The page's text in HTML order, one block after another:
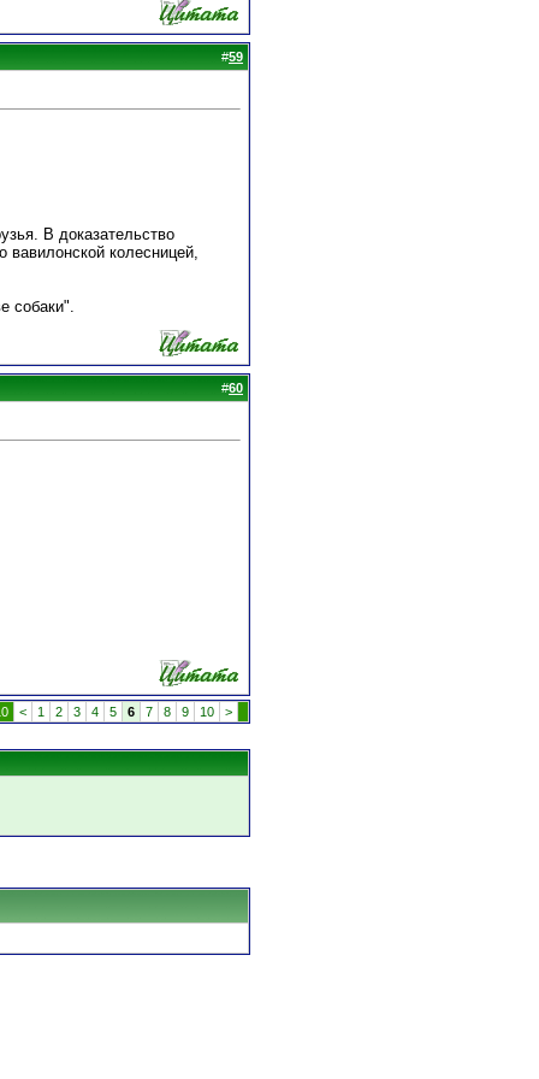
#59
В доказательство
вавилонской колесницей,
собаки".
#60
< 1 2 3 4 5 6 7 8 9 10 >